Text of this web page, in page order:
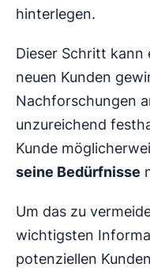
hinterlegen.
Dieser Schritt kann
neuen Kunden
Nachforschungen
unzureichend
Kunde
seine Bedürfnisse
Um das zu
wichtigsten
potenziellen